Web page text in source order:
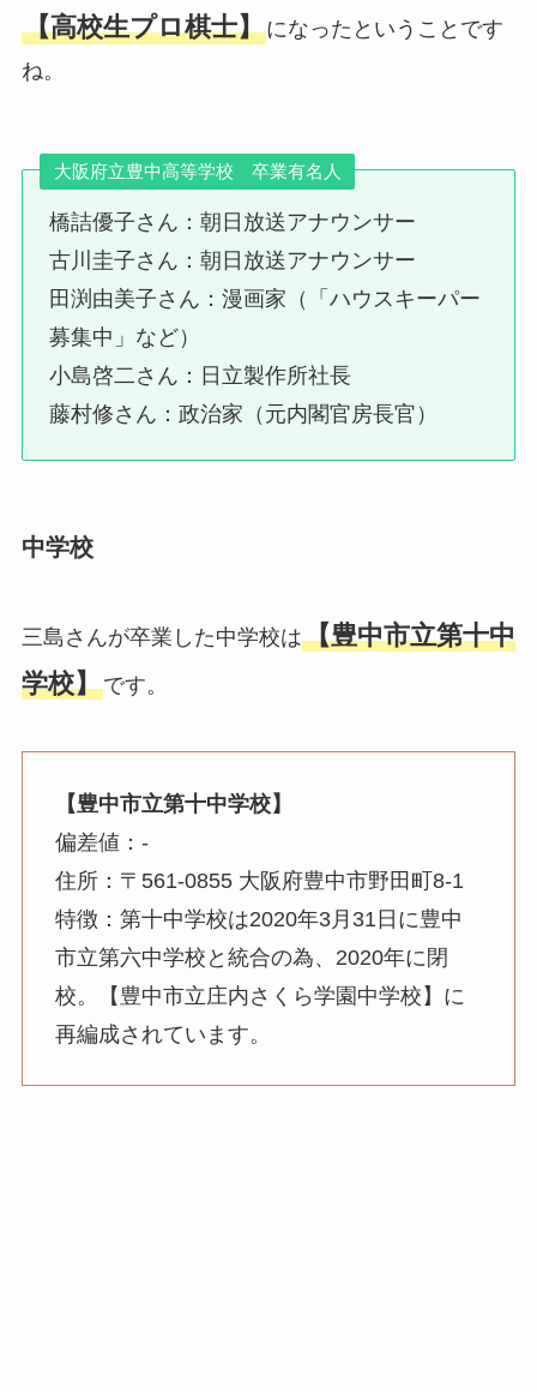
【高校生プロ棋士】になったということです
ね。
大阪府立豊中高等学校 卒業有名人
橋詰優子さん：朝日放送アナウンサー
古川圭子さん：朝日放送アナウンサー
田渕由美子さん：漫画家（「ハウスキーパー
募集中」など）
小島啓二さん：日立製作所社長
藤村修さん：政治家（元内閣官房長官）
中学校
三島さんが卒業した中学校は【豊中市立第十中
学校】です。
【豊中市立第十中学校】
偏差値：-
住所：〒561-0855 大阪府豊中市野田町8-1
特徴：第十中学校は2020年3月31日に豊中
市立第六中学校と統合の為、2020年に閉
校。【豊中市立庄内さくら学園中学校】に
再編成されています。